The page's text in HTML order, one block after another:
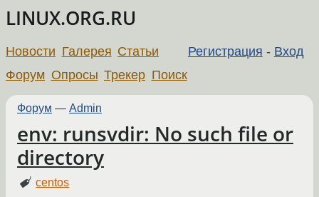
LINUX.ORG.RU
Регистрация - Вход
Новости Галерея Статьи
Форум Опросы Трекер Поиск
Форум — Admin
env: runsvdir: No such file or
directory
centos